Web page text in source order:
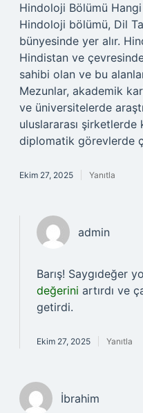
Hindoloji Bölümü
Hindoloji bölümü, Dil
bünyesinde yer alır.
Hindistan ve
sahibi olan ve bu
Mezunlar, akademik
ve üniversitelerde
uluslararası şirketlerde
diplomatik görevlerde
Ekim 27, 2025 Yanıtla
admin
Barış! Saygıdeğer
değerini artırdı ve
getirdi.
Ekim 27, 2025 Yanıtla
İbrahim